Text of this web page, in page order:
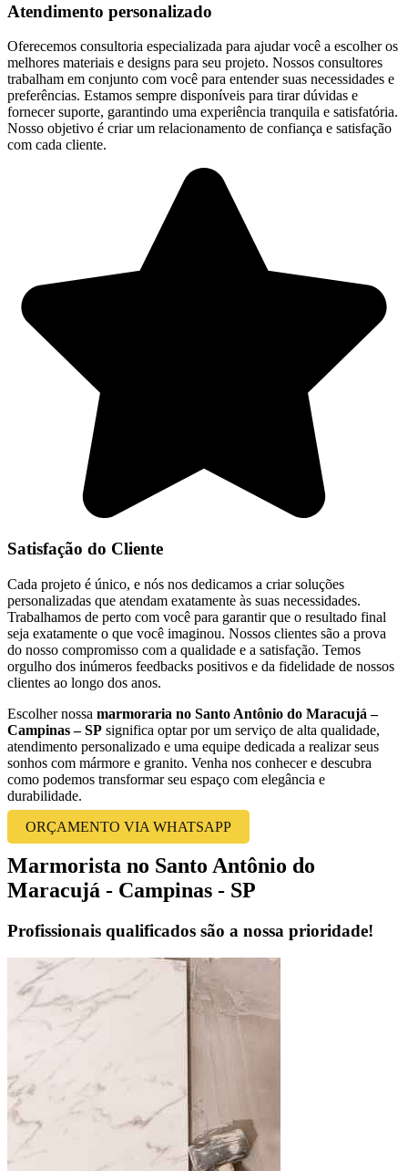
Atendimento personalizado
Oferecemos consultoria especializada para ajudar você a escolher os
melhores materiais e designs para seu projeto. Nossos consultores
trabalham em conjunto com você para entender suas necessidades e
preferências. Estamos sempre disponíveis para tirar dúvidas e
fornecer suporte, garantindo uma experiência tranquila e satisfatória.
Nosso objetivo é criar um relacionamento de confiança e satisfação
com cada cliente.
Satisfação do Cliente
Cada projeto é único, e nós nos dedicamos a criar soluções
personalizadas que atendam exatamente às suas necessidades.
Trabalhamos de perto com você para garantir que o resultado final
seja exatamente o que você imaginou. Nossos clientes são a prova
do nosso compromisso com a qualidade e a satisfação. Temos
orgulho dos inúmeros feedbacks positivos e da fidelidade de nossos
clientes ao longo dos anos.
Escolher nossa marmoraria no Santo Antônio do Maracujá –
Campinas – SP significa optar por um serviço de alta qualidade,
atendimento personalizado e uma equipe dedicada a realizar seus
sonhos com mármore e granito. Venha nos conhecer e descubra
como podemos transformar seu espaço com elegância e
durabilidade.
ORÇAMENTO VIA WHATSAPP
Marmorista no Santo Antônio do
Maracujá - Campinas - SP
Profissionais qualificados são a nossa prioridade!